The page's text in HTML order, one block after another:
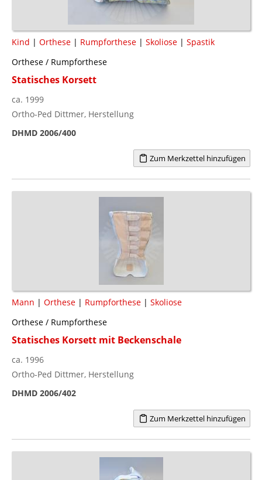
Kind | Orthese | Rumpforthese | Skoliose | Spastik
Orthese / Rumpforthese
Statisches Korsett
ca. 1999
Ortho-Ped Dittmer, Herstellung
DHMD 2006/400
Zum Merkzettel hinzufügen
Mann | Orthese | Rumpforthese | Skoliose
Orthese / Rumpforthese
Statisches Korsett mit Beckenschale
ca. 1996
Ortho-Ped Dittmer, Herstellung
DHMD 2006/402
Zum Merkzettel hinzufügen